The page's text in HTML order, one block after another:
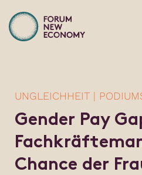
UNGLEICHHEIT |
Gender Pay
Chance der